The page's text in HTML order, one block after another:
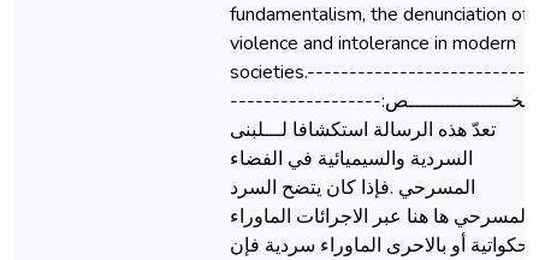
fundamentalism, the denunciation of
violence and intolerance in modern
------------------الملخـــــــــــــــــص:
تعدّ هذه الرسالة استكشافا لـــلبنى
السردية والسيميائية في الفضاء
المسرحي .فإذا كان يتضح السرد
المسرحي ها هنا عبر الاجرائات الماوراء
حكواتية أو بالاحرى الماوراء سردية فإن